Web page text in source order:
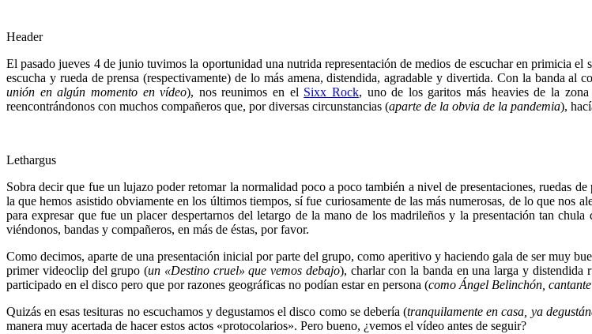
Header
El pasado jueves 4 de junio tuvimos la oportunidad una nutrida representación de medios de escuchar en primicia
escucha y rueda de prensa (respectivamente) de lo más amena, distendida, agradable y divertida. Con la banda al
unión en algún momento en vídeo), nos reunimos en el Sixx Rock, uno de los garitos más heavies de la
reencontrándonos con muchos compañeros que, por diversas circunstancias (aparte de la obvia de la pandemia),
Lethargus
Sobra decir que fue un lujazo poder retomar la normalidad poco a poco también a nivel de presentaciones, ruedas
la que hemos asistido obviamente en los últimos tiempos, sí fue curiosamente de las más numerosas, de lo que nos
para expresar que fue un placer despertarnos del letargo de la mano de los madrileños y la presentación tan
viéndonos, bandas y compañeros, en más de éstas, por favor.
Como decimos, aparte de una presentación inicial por parte del grupo, como aperitivo y haciendo gala de ser muy
primer videoclip del grupo (un «Destino cruel» que vemos debajo), charlar con la banda en una larga y distendida
participado en el disco pero que por razones geográficas no podían estar en persona (como Ángel Belinchón ,
Quizás en esas tesituras no escuchamos y degustamos el disco como se debería (tranquilamente en casa, ya
manera muy acertada de hacer estos actos «protocolarios». Pero bueno, ¿vemos el vídeo antes de seguir?